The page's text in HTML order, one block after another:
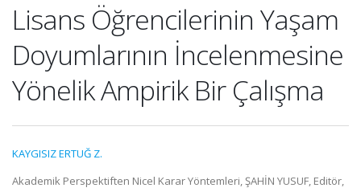
Lisans Öğrencilerinin Yaşam
Doyumlarının İncelenmesine
Yönelik Ampirik Bir Çalışma
KAYGISIZ ERTUĞ Z.
Akademik Perspektiften Nicel Karar Yöntemleri, ŞAHİN YUSUF, Editör,